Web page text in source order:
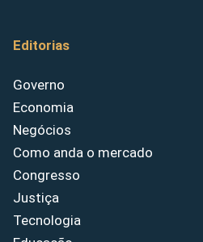
Editorias
Governo
Economia
Negócios
Como anda o mercado
Congresso
Justiça
Tecnologia